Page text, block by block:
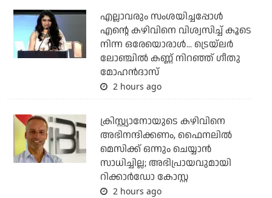
എല്ലാവരും സംശയിച്ചപ്പോള്‍
എന്റെ കഴിവിനെ വിശ്വസിച്ച് കൂടെ
നിന്ന ഒരേയൊരാള്‍... ട്രെയ്‌ലര്‍
ലോഞ്ചില്‍ കണ്ണ് നിറഞ്ഞ് ഗീതു
മോഹന്‍ദാസ്
2 hours ago
ക്രിസ്റ്റ്യാനോയുടെ കഴിവിനെ
അഭിനന്ദിക്കണം, ഫൈനലില്‍
മെസിക്ക് ഒന്നും ചെയ്യാന്‍
സാധിച്ചില്ല; അഭിപ്രായവുമായി
റിക്കാര്‍ഡോ കോസ്റ്റ
2 hours ago